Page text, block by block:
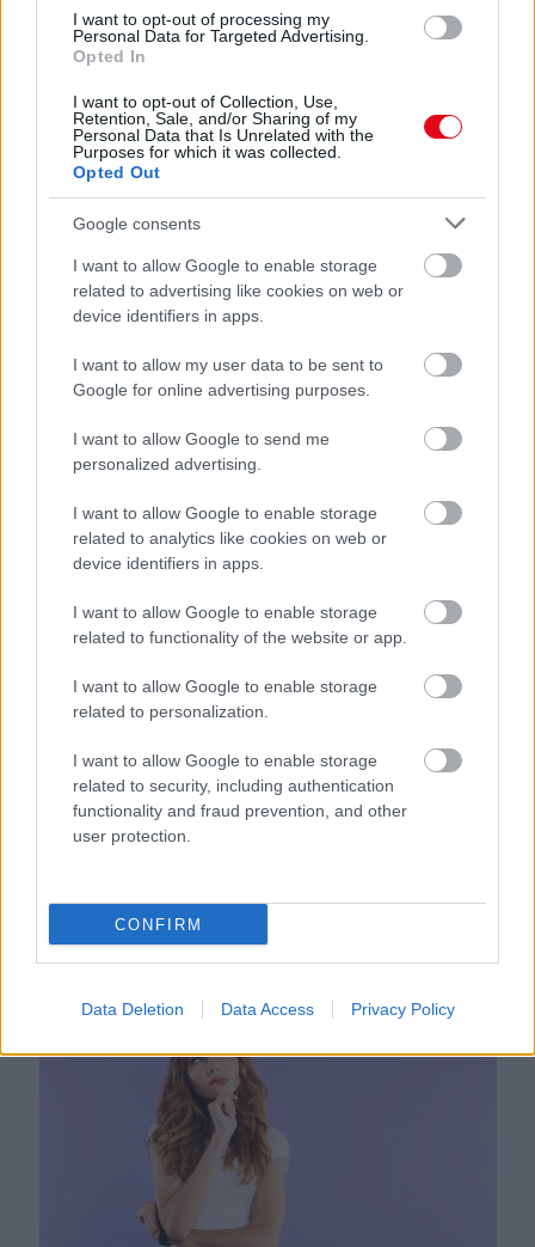
I want to opt-out of processing my
Personal Data for Targeted Advertising.
Opted In
I want to opt-out of Collection, Use,
Retention, Sale, and/or Sharing of my
Personal Data that Is Unrelated with the
Purposes for which it was collected.
Opted Out
Google consents
I want to allow Google to enable storage
related to advertising like cookies on web or
device identifiers in apps.
I want to allow my user data to be sent to
Google for online advertising purposes.
I want to allow Google to send me
personalized advertising.
I want to allow Google to enable storage
related to analytics like cookies on web or
device identifiers in apps.
I want to allow Google to enable storage
related to functionality of the website or app.
I want to allow Google to enable storage
related to personalization.
I want to allow Google to enable storage
related to security, including authentication
functionality and fraud prevention, and other
user protection.
CONFIRM
Data Deletion Data Access Privacy Policy
Orvos figyelmeztet: ezt az apró reggeli tünetet ne
söpörd a szőnyeg alá
Ezért párásodik be állandóan az ablak – egyszerűbb a
Nem ecettel és nem szódabikarbónával: ezzel lesz újra
csillogó a vízköves csap